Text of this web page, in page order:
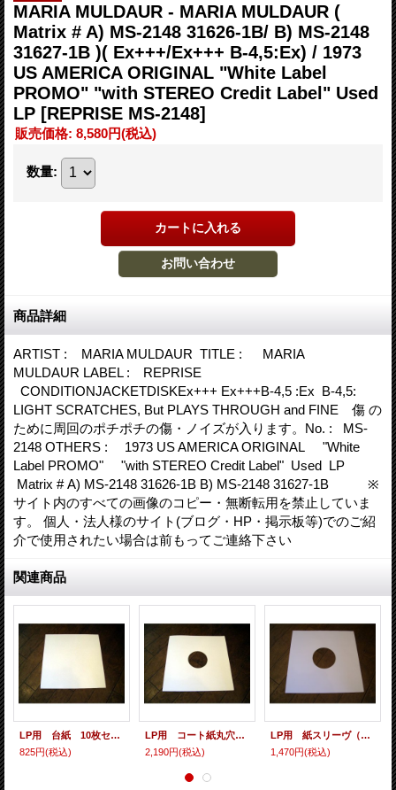
MARIA MULDAUR - MARIA MULDAUR (
Matrix # A) MS-2148 31626-1B/ B) MS-2148
31627-1B )( Ex+++/Ex+++ B-4,5:Ex) / 1973
US AMERICA ORIGINAL "White Label
PROMO" "with STEREO Credit Label" Used
LP [REPRISE MS-2148]
販売価格: 8,580円(税込)
数量:
商品詳細
ARTIST : MARIA MULDAUR TITLE : MARIA
MULDAUR LABEL : REPRISE
CONDITIONJACKETDISKEx+++ Ex+++B-4,5 :Ex B-4,5:
LIGHT SCRATCHES, But PLAYS THROUGH and FINE 傷 の
ために周回のポチポチの傷・ノイズが入ります。No. : MS-
2148 OTHERS : 1973 US AMERICA ORIGINAL "White
Label PROMO" "with STEREO Credit Label" Used LP
Matrix # A) MS-2148 31626-1B B) MS-2148 31627-1B ※
サイト内のすべての画像のコピー・無断転用を禁止していま
す。 個人・法人様のサイト(ブログ・HP・掲示板等)でのご紹
介で使用されたい場合は前もってご連絡下さい
関連商品
LP用 台紙 10枚セット
825円(税込)
LP用 コート紙丸穴ジャケ 10枚セット
2,190円(税込)
LP用 紙スリーヴ（レギュラー 四角の角） 10枚セット
1,470円(税込)